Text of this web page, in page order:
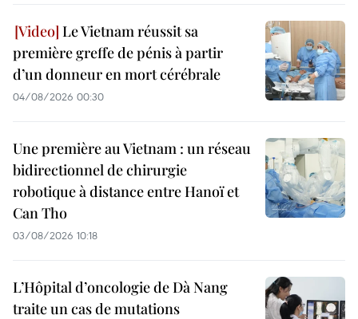
Le Vietnam réussit sa
première greffe de pénis à partir
d’un donneur en mort cérébrale
04/08/2026 00:30
Une première au Vietnam : un réseau
bidirectionnel de chirurgie
robotique à distance entre Hanoï et
Can Tho
03/08/2026 10:18
L’Hôpital d’oncologie de Dà Nang
traite un cas de mutations